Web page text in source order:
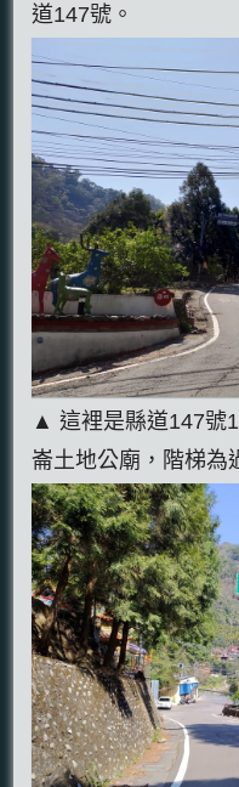
道147號。
▲ 這裡是縣道147號
崙土地公廟，階梯為